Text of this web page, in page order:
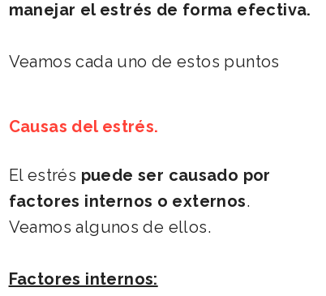
manejar el estrés de forma efectiva.
Veamos cada uno de estos puntos
El estrés puede ser causado por
factores internos o externos.
Veamos algunos de ellos.
Factores internos:
Causas del estrés.